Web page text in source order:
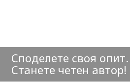
Споделете своя опит.
Станете четен автор!